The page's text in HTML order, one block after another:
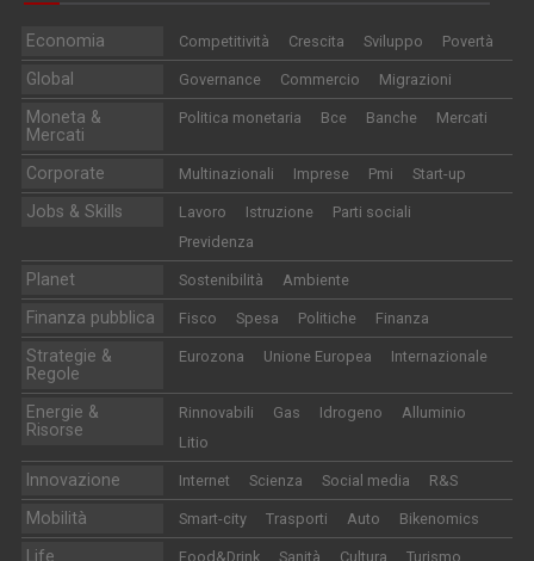
Economia Competitività Crescita Sviluppo Povertà
Global Governance Commercio Migrazioni
Moneta &
Mercati
Politica monetaria Bce Banche Mercati
Corporate Multinazionali Imprese Pmi Start-up
Jobs & Skills Lavoro Istruzione
Parti sociali
Previdenza
Planet Sostenibilità Ambiente
Finanza pubblica Fisco Spesa Politiche Finanza
Strategie &
Regole
Eurozona Unione Europea Internazionale
Energie &
Risorse
Rinnovabili Gas Idrogeno
Alluminio
Litio
Innovazione Internet Scienza Social media R&S
Mobilità Smart-city Trasporti Auto Bikenomics
Life Food&Drink Sanità Cultura Turismo